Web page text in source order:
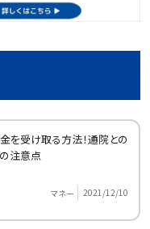
を受け取る方法！通院との
注意点
マネー 2021/12/10